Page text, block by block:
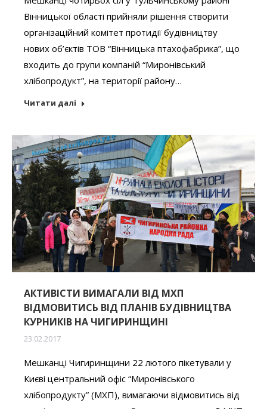
Вінницької області прийняли рішення створити
організаційний комітет протидії будівництву
нових об’єктів ТОВ “Вінницька птахофабрика”, що
входить до групи компаній “Миронівський
хлібопродукт”, на території району…
Читати далі
АКТИВІСТИ ВИМАГАЛИ ВІД МХП
ВІДМОВИТИСЬ ВІД ПЛАНІВ БУДІВНИЦТВА
КУРНИКІВ НА ЧИГИРИНЩИНІ
23.02.2017
Мешканці Чигиринщини 22 лютого пікетували у
Києві центральний офіс “Миронівського
хлібопродукту” (МХП), вимагаючи відмовитись від